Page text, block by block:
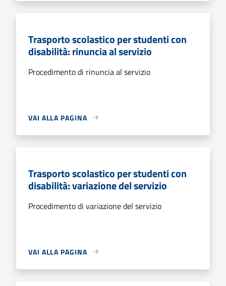
Trasporto scolastico per studenti con
disabilità: rinuncia al servizio
Procedimento di rinuncia al servizio
VAI ALLA PAGINA
Trasporto scolastico per studenti con
disabilità: variazione del servizio
Procedimento di variazione del servizio
VAI ALLA PAGINA